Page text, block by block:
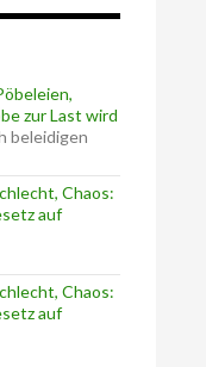
zur Last wird
beleidigen
Chaos:
auf
Chaos:
auf